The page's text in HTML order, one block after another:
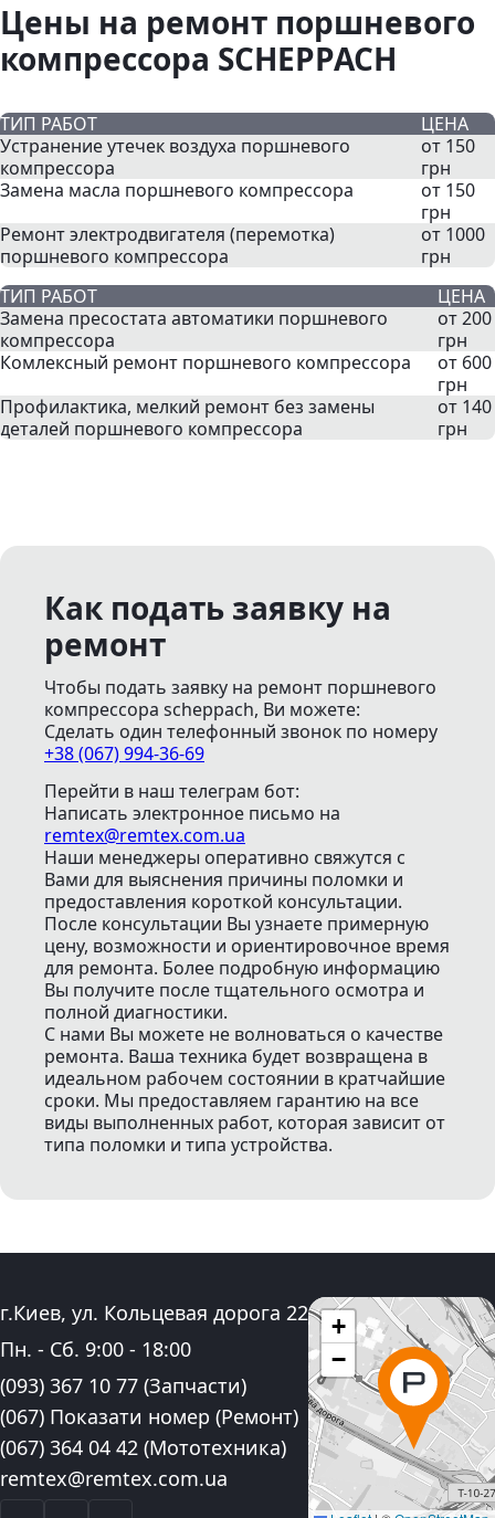
Цены на ремонт поршневого
компрессора SCHEPPACH
ТИП РАБОТ
ЦЕНА
Устранение утечек воздуха поршневого
компрессора
от 150
грн
Замена масла поршневого компрессора
от 150
грн
Ремонт электродвигателя (перемотка)
поршневого компрессора
от 1000
грн
ТИП РАБОТ
ЦЕНА
Замена пресостата автоматики поршневого
компрессора
от 200
грн
Комлексный ремонт поршневого компрессора
от 600
грн
Профилактика, мелкий ремонт без замены
деталей поршневого компрессора
от 140
грн
Как подать заявку на
ремонт
Чтобы подать заявку на ремонт поршневого
компрессора scheppach, Ви можете:
Сделать один телефонный звонок по номеру
+38 (067) 994-36-69
Перейти в наш телеграм бот:
Написать электронное письмо на
remtex@remtex.com.ua
Наши менеджеры оперативно свяжутся с
Вами для выяснения причины поломки и
предоставления короткой консультации.
После консультации Вы узнаете примерную
цену, возможности и ориентировочное время
для ремонта. Более подробную информацию
Вы получите после тщательного осмотра и
полной диагностики.
С нами Вы можете не волноваться о качестве
ремонта. Ваша техника будет возвращена в
идеальном рабочем состоянии в кратчайшие
сроки. Мы предоставляем гарантию на все
виды выполненных работ, которая зависит от
типа поломки и типа устройства.
Адрес:
г.Киев, ул. Кольцевая дорога 22
График работы:
Пн. - Сб. 9:00 - 18:00
Контактные номера телефона:
(093) 367 10 77 (Запчасти)
(067) Показати номер (Ремонт)
(067) 364 04 42 (Мототехника)
Электронная почта:
remtex@remtex.com.ua
+
−